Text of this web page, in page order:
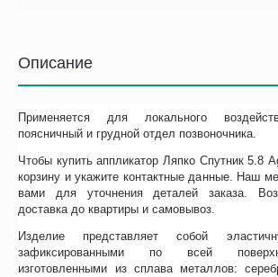
Описание
Применяется для локального
поясничный и грудной отдел позвоночника.
Чтобы купить аппликатор Ляпко Спутник 5.8
корзину и укажите контактные данные. Наш
вами для уточнения деталей заказа.
доставка до квартиры и самовывоз.
Изделие представляет собой
зафиксированными по всей
изготовленными из сплава металлов: